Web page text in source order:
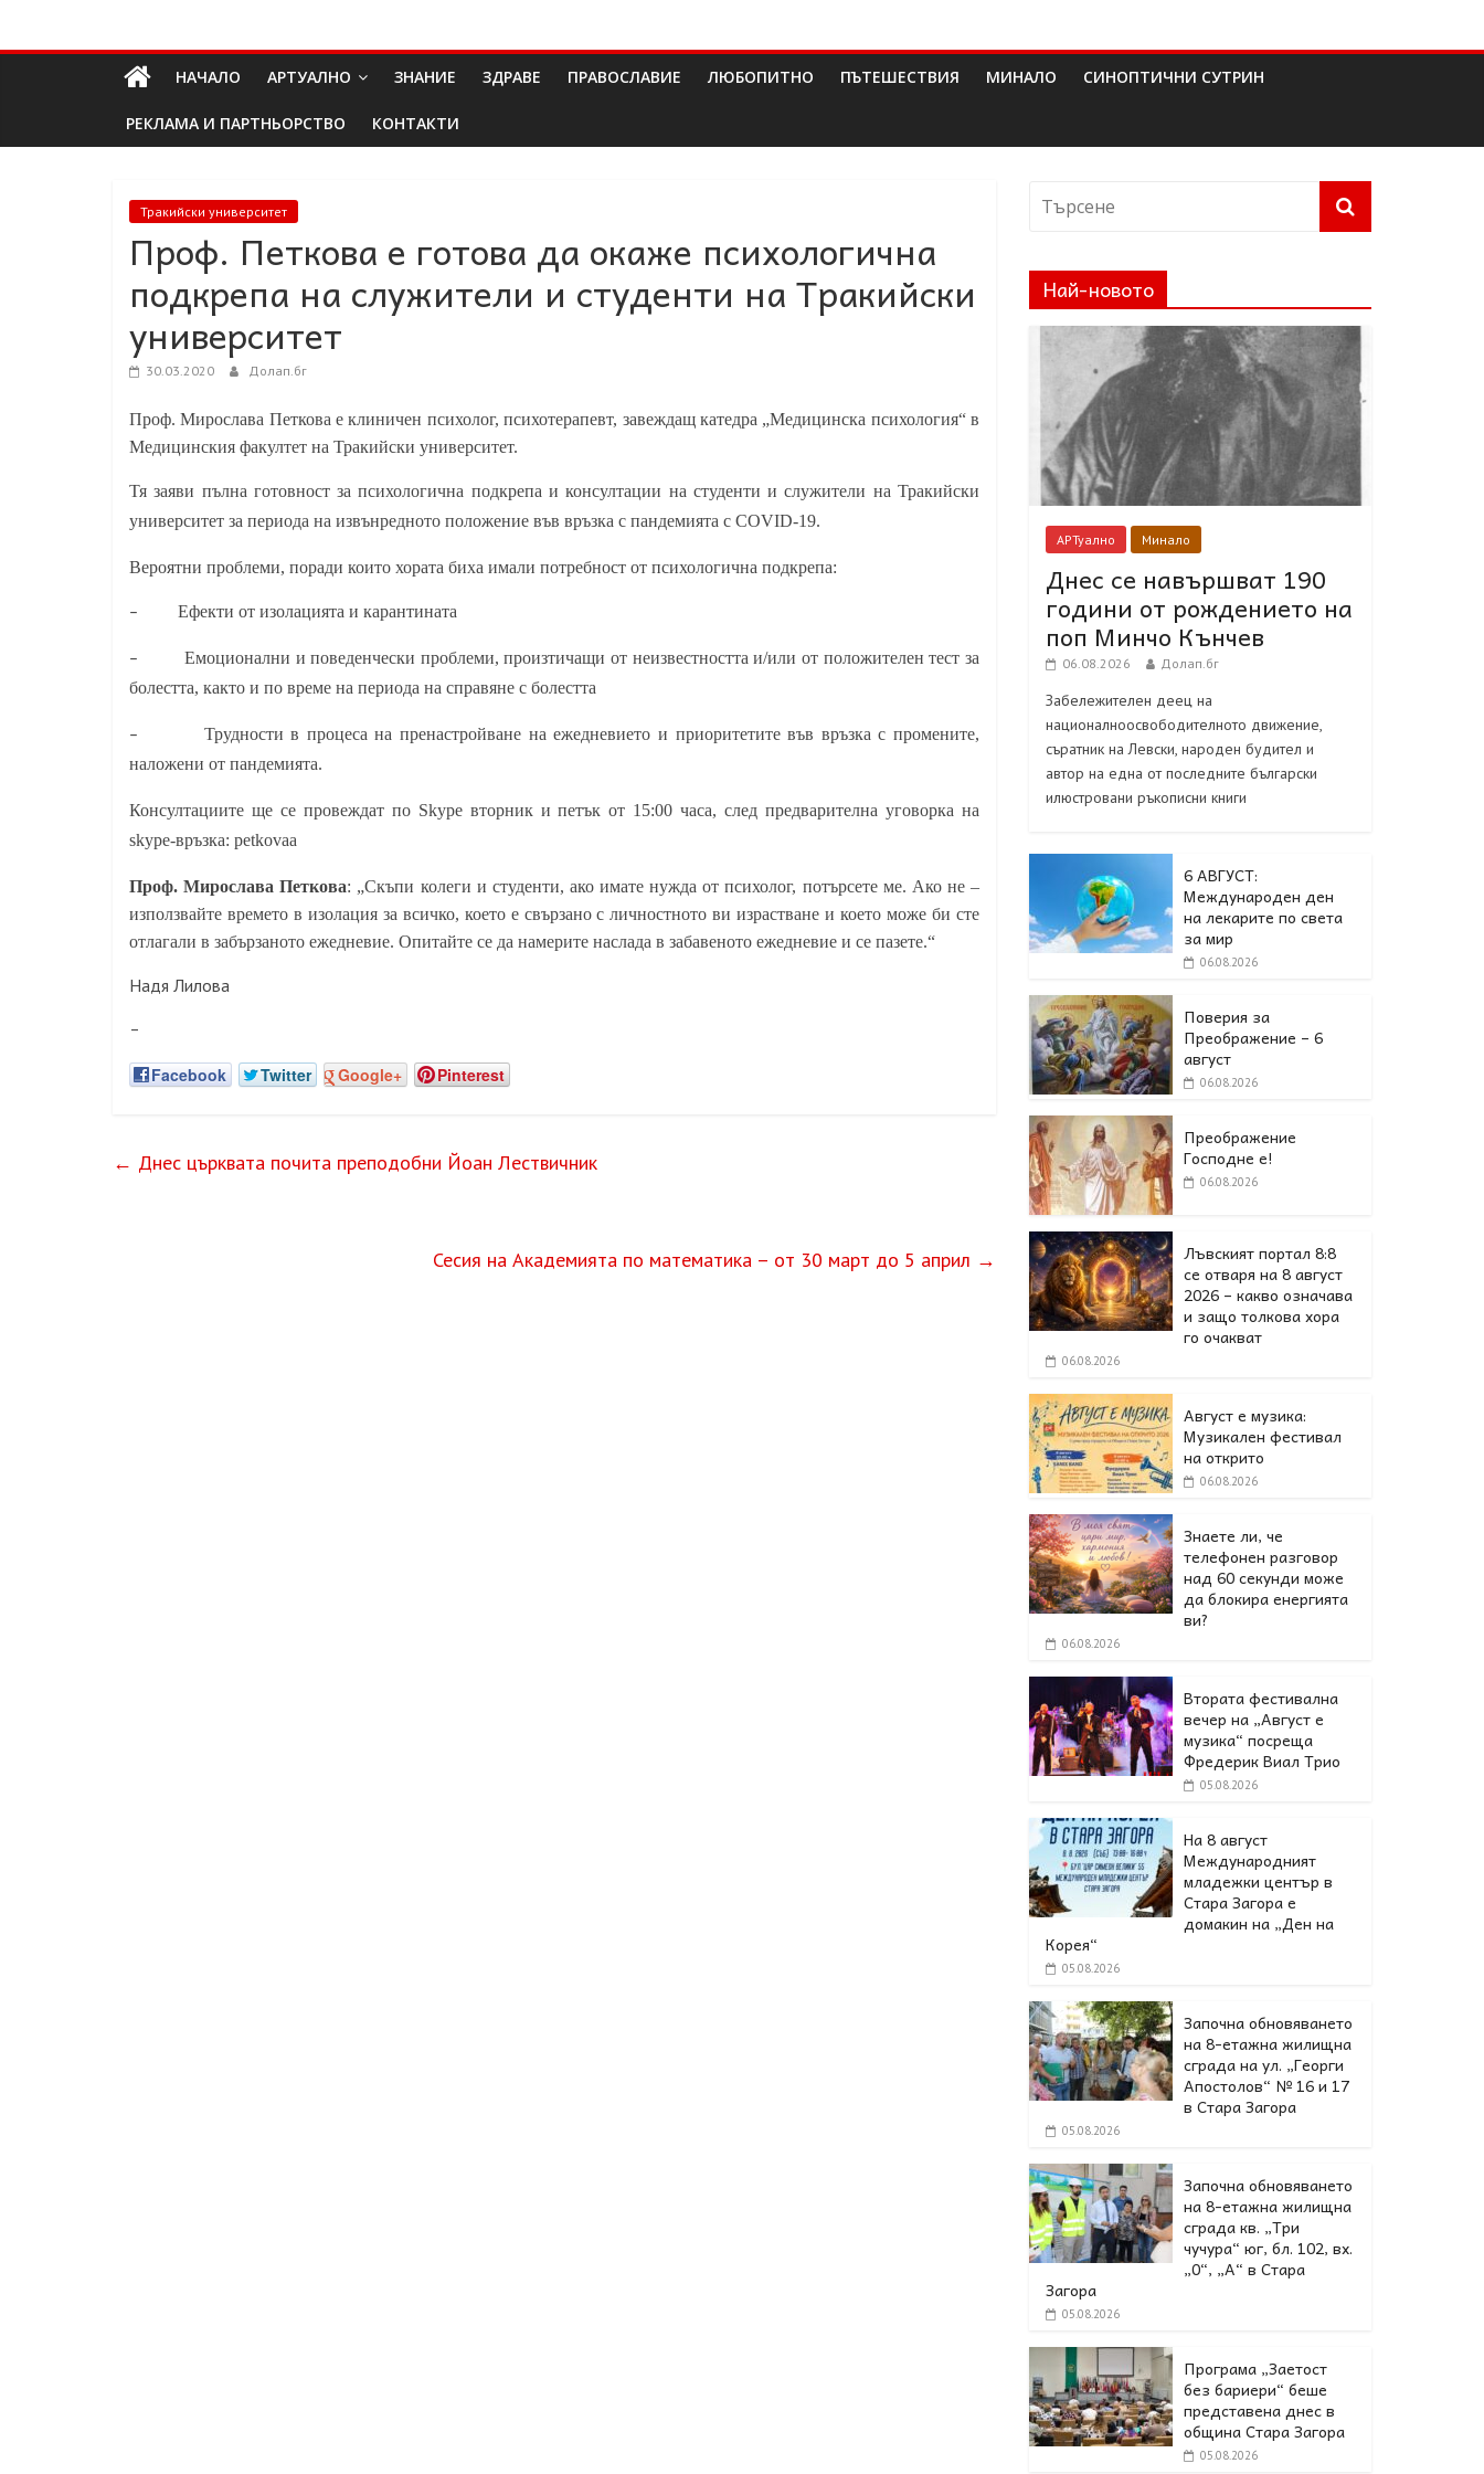
Долап
БГ
пътешествия|
мода|
събития|
кухня|
реклама|
минало|
НАЧАЛО АРТУАЛНО ЗНАНИЕ ЗДРАВЕ ПРАВОСЛАВИЕ ЛЮБОПИТНО ПЪТЕШЕСТВИЯ МИНАЛО СИНОПТИЧНИ СУТРИН
РЕКЛАМА И ПАРТНЬОРСТВО КОНТАКТИ
Тракийски университет
Проф. Петкова е готова да окаже психологична
подкрепа на служители и студенти на Тракийски
университет
30.03.2020 Долап.бг
Проф. Мирослава Петкова е клиничен психолог, психотерапевт, завеждащ катедра „Медицинска психология“ в
Медицинския факултет на Тракийски университет.
Тя заяви пълна готовност за психологична подкрепа и консултации на студенти и служители на Тракийски
университет за периода на извънредното положение във връзка с пандемията с COVID-19.
Вероятни проблеми, поради които хората биха имали потребност от психологична подкрепа:
– Ефекти от изолацията и карантината
– Емоционални и поведенчески проблеми, произтичащи от неизвестността и/или от положителен тест за
болестта, както и по време на периода на справяне с болестта
– Трудности в процеса на пренастройване на ежедневието и приоритетите във връзка с промените,
наложени от пандемията.
Консултациите ще се провеждат по Skype вторник и петък от 15:00 часа, след предварителна уговорка на
skype-връзка: petkovaa
Проф. Мирослава Петкова: „Скъпи колеги и студенти, ако имате нужда от психолог, потърсете ме. Ако не –
използвайте времето в изолация за всичко, което е свързано с личностното ви израстване и което може би сте
отлагали в забързаното ежедневие. Опитайте се да намерите наслада в забавеното ежедневие и се пазете.“
Надя Лилова
–
Facebook Twitter Google+ Pinterest
← Днес църквата почита преподобни Йоан Лествичник
Сесия на Академията по математика – от 30 март до 5 април →
Най-новото
АРТуално Минало
Днес се навършват 190
години от рождението на
поп Минчо Кънчев
06.08.2026 Долап.бг
Забележителен деец на
националноосвободителното движение,
съратник на Левски, народен будител и
автор на една от последните български
илюстровани ръкописни книги
6 АВГУСТ:
Международен ден
на лекарите по света
за мир
06.08.2026
Поверия за
Преображение – 6
август
06.08.2026
Преображение
Господне е!
06.08.2026
Лъвският портал 8:8
се отваря на 8 август
2026 – какво означава
и защо толкова хора
го очакват
06.08.2026
Август е музика:
Музикален фестивал
на открито
06.08.2026
Знаете ли, че
телефонен разговор
над 60 секунди може
да блокира енергията
ви?
06.08.2026
Втората фестивална
вечер на „Август е
музика“ посреща
Фредерик Виал Трио
05.08.2026
На 8 август
Международният
младежки център в
Стара Загора е
домакин на „Ден на
Корея“
05.08.2026
Започна обновяването
на 8-етажна жилищна
сграда на ул. „Георги
Апостолов“ № 16 и 17
в Стара Загора
05.08.2026
Започна обновяването
на 8-етажна жилищна
сграда кв. „Три
чучура“ юг, бл. 102, вх.
„0“, „А“ в Стара
Загора
05.08.2026
Програма „Заетост
без бариери“ беше
представена днес в
oбщина Стара Загора
05.08.2026